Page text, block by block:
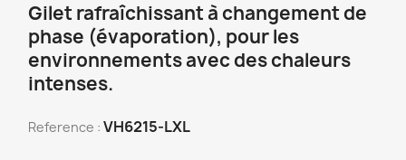
Gilet rafraîchissant à changement de
phase (évaporation), pour les
environnements avec des chaleurs
intenses.
Reference : VH6215-LXL